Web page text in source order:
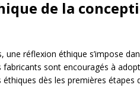
de la
une réflexion éthique s’impose
sont encouragés à
dès les premières étapes